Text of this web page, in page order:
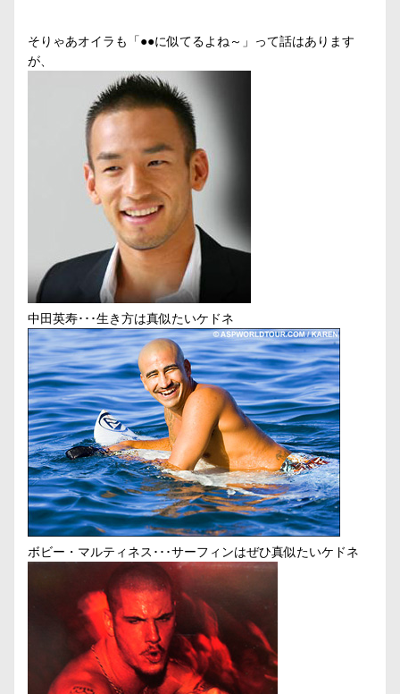
そりゃあオイラも「●●に似てるよね～」って話はあります
が、
中田英寿･･･生き方は真似たいケドネ
ボビー・マルティネス･･･サーフィンはぜひ真似たいケドネ